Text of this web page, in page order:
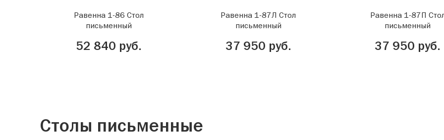
Равенна 1-86 Стол
письменный
52 840 руб.
Равенна 1-87Л Стол
письменный
37 950 руб.
Равенна 1-87П
письменный
37 950 руб.
Столы письменные